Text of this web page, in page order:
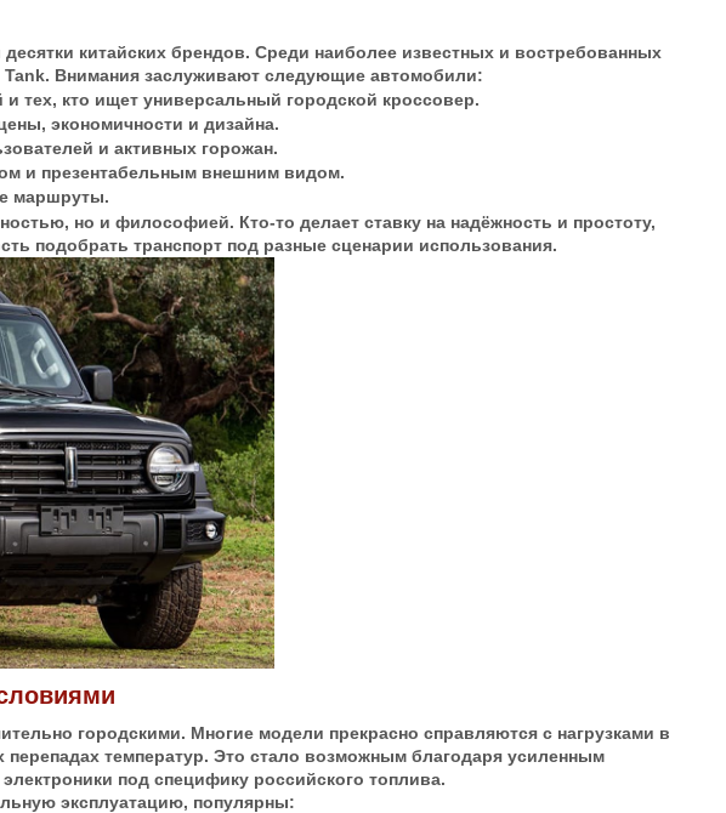
китайских брендов. Среди наиболее известных и востребованных
Внимания заслуживают следующие автомобили:
тех, кто ищет универсальный городской кроссовер.
экономичности и дизайна.
и активных горожан.
и презентабельным внешним видом.
маршруты.
но и философией. Кто-то делает ставку на надёжность и простоту,
подобрать транспорт под разные сценарии использования.
городскими. Многие модели прекрасно справляются с нагрузками в
температур. Это стало возможным благодаря усиленным
под специфику российского топлива.
эксплуатацию, популярны: